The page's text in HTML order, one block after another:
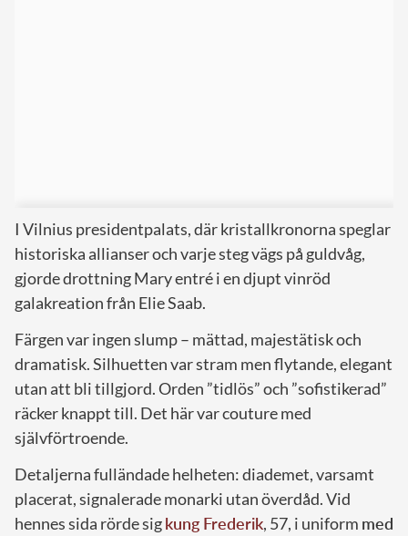
I Vilnius presidentpalats, där kristallkronorna speglar
historiska allianser och varje steg vägs på guldvåg,
gjorde drottning Mary entré i en djupt vinröd
galakreation från Elie Saab.
Färgen var ingen slump – mättad, majestätisk och
dramatisk. Silhuetten var stram men flytande, elegant
utan att bli tillgjord. Orden ”tidlös” och ”sofistikerad”
räcker knappt till. Det här var couture med
självförtroende.
Detaljerna fulländade helheten: diademet, varsamt
placerat, signalerade monarki utan överdåd. Vid
hennes sida rörde sigkung Frederik, 57, i uniform med